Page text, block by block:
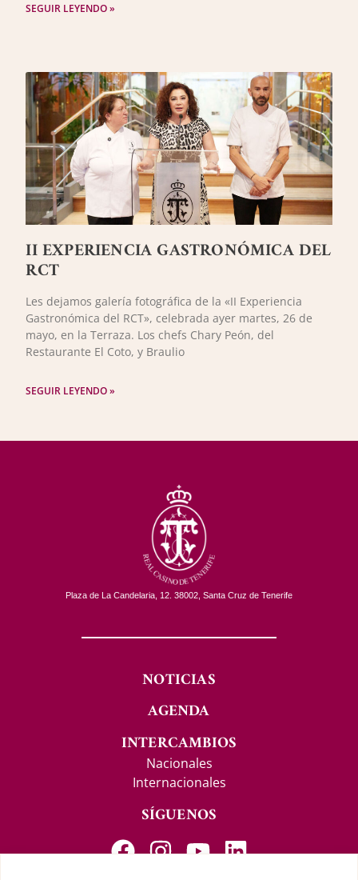
SEGUIR LEYENDO »
II EXPERIENCIA GASTRONÓMICA DEL
RCT
Les dejamos galería fotográfica de la «II Experiencia
Gastronómica del RCT», celebrada ayer martes, 26 de
mayo, en la Terraza. Los chefs Chary Peón, del
Restaurante El Coto, y Braulio
SEGUIR LEYENDO »
Plaza de La Candelaria, 12. 38002, Santa Cruz de Tenerife
NOTICIAS
AGENDA
INTERCAMBIOS
Nacionales
Internacionales
SÍGUENOS